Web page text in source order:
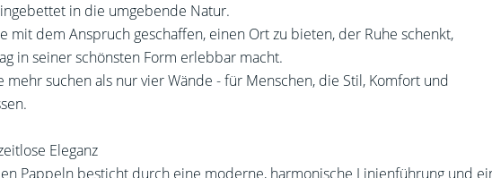
in die umgebende Natur.
mit dem Anspruch geschaffen, einen Ort zu bieten, der Ruhe schenkt,
in seiner schönsten Form erlebbar macht.
mehr suchen als nur vier Wände - für Menschen, die Stil, Komfort und
Eleganz
Pappeln besticht durch eine moderne, harmonische Linienführung und